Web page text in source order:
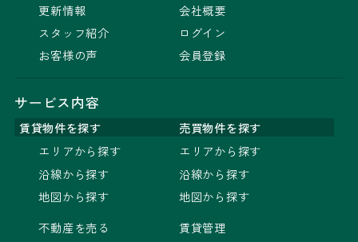
更新情報
スタッフ紹介
お客様の声
会社概要
ログイン
会員登録
サービス内容
賃貸物件を探す
売買物件を探す
エリアから探す
沿線から探す
地図から探す
不動産を売る
エリアから探す
沿線から探す
地図から探す
賃貸管理